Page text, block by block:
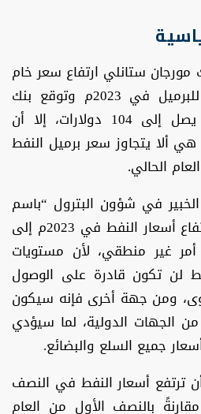
ستانلي ارتفاع سعر خام
برنت إلى 110 دولارات للبرميل في 2023م وتوقع بنك
الاستثمار الهولندي أن يصل إلى 104 دولارات، إلا أن
هي ألا يتجاوز سعر برميل النفط
في شؤون البترول “باسم
أنطون”، أن التوقعات بارتفاع أسعار النفط في 2023م إلى
هو أمر غير منطقي، لأن مستويات
لن تكون قادرة على الوصول
ومن جهة أخرى فإنه سيكون
الجهات الدولية، لما سيؤدي
جميع السلع والبضائع.
ترتفع أسعار النفط في النصف
من عام 2023م مقارنةً بالنصف الأول من العام